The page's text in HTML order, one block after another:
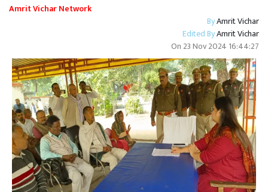
Amrit Vichar Network
ByAmrit Vichar
Edited ByAmrit Vichar
On 23 Nov 2024 16:44:27